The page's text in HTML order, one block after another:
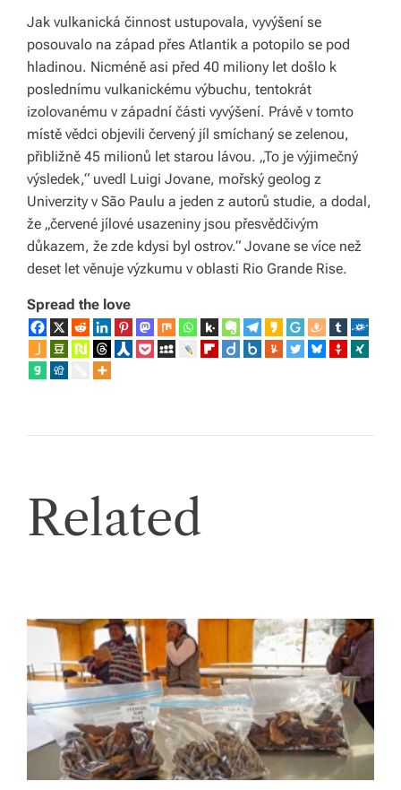
Jak vulkanická činnost ustupovala, vyvýšení se
posouvalo na západ přes Atlantik a potopilo se pod
hladinou. Nicméně asi před 40 miliony let došlo k
poslednímu vulkanickému výbuchu, tentokrát
izolovanému v západní části vyvýšení. Právě v tomto
místě vědci objevili červený jíl smíchaný se zelenou,
přibližně 45 milionů let starou lávou. „To je výjimečný
výsledek,“ uvedl Luigi Jovane, mořský geolog z
Univerzity v São Paulu a jeden z autorů studie, a dodal,
že „červené jílové usazeniny jsou přesvědčivým
důkazem, že zde kdysi byl ostrov.“ Jovane se více než
deset let věnuje výzkumu v oblasti Rio Grande Rise.
Spread the love
Related